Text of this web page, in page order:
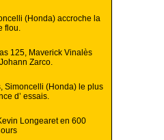
(Honda) accroche la
flou.
125, Maverick Vinalès
Zarco.
Simoncelli (Honda) le plus
d’ essais.
Longearet en 600